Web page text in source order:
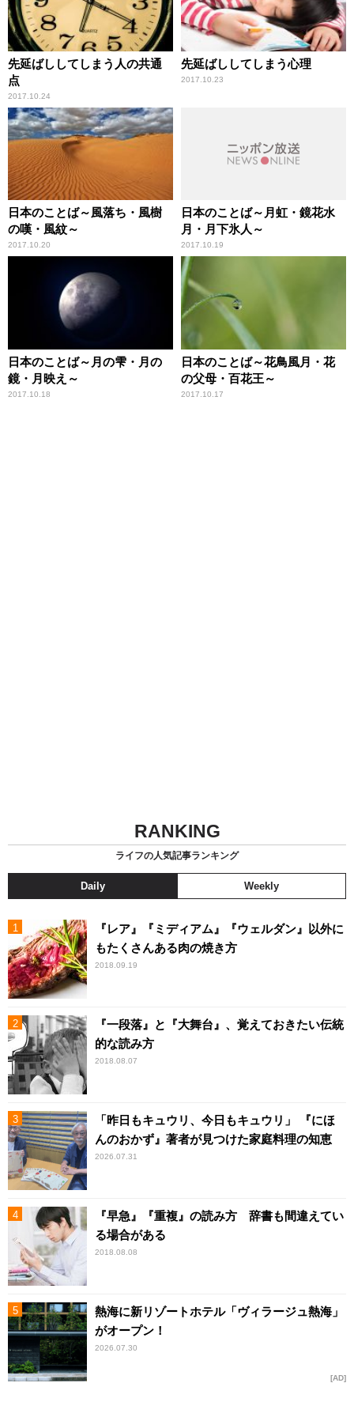
先延ばししてしまう人の共通
点
2017.10.24
先延ばししてしまう心理
2017.10.23
日本のことば～風落ち・風樹
の嘆・風紋～
2017.10.20
日本のことば～月虹・鏡花水
月・月下氷人～
2017.10.19
日本のことば～月の雫・月の
鏡・月映え～
2017.10.18
日本のことば～花鳥風月・花
の父母・百花王～
2017.10.17
RANKING
ライフの人気記事ランキング
Daily Weekly
『レア』『ミディアム』『ウェルダン』以外に
もたくさんある肉の焼き方
2018.09.19
『一段落』と『大舞台』、覚えておきたい伝統
的な読み方
2018.08.07
「昨日もキュウリ、今日もキュウリ」 『にほ
んのおかず』著者が見つけた家庭料理の知恵
2026.07.31
『早急』『重複』の読み方 辞書も間違えてい
る場合がある
2018.08.08
熱海に新リゾートホテル「ヴィラージュ熱海」
がオープン！
2026.07.30
AD